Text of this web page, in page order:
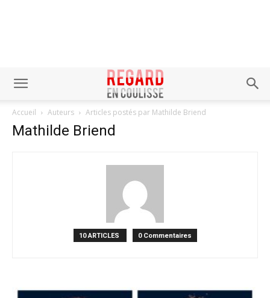
Accueil Auteurs Articles postés par Mathilde Briend
Mathilde Briend
10 ARTICLES 0 Commentaires